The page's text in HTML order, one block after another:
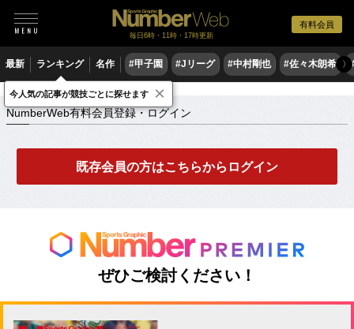
有料会員
毎日6時・11時・17時更新
最新 ランキング 名作 #甲子園 #Jリーグ #中村剛也 #佐々木朗希 〉
NumberWeb有料会員登録・ログイン
NumberWeb有料会員登録・ログイン
既存会員の方はこちらからログイン
ぜひご検討ください！
今人気の記事が競技ごとに探せます ×